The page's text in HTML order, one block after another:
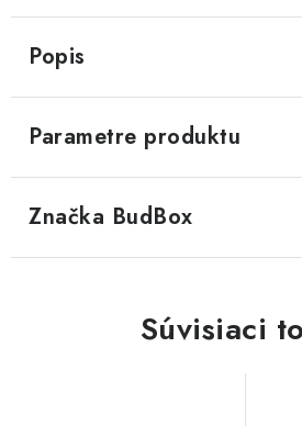
Popis
Parametre produktu
Značka BudBox
Súvisiaci